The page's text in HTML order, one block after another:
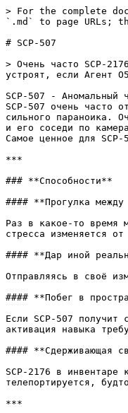
> For the complete
`.md` to page URLs;
# SCP-507
> Очень часто SCP-
устроят, если Агент
SCP-507 - Аномальный
SCP-507 очень часто
сильного параноика.
и его соседи по
Самое ценное для
***
### **Способности**
#### **Прогулка
Раз в какое-то время
стресса изменяется
#### **Дар иной
Отправляясь в своё
#### **Побег в
Если SCP-507
активация навыка
#### **Сдерживающая
SCP-2176 в инвентаре
телепортируется,
***